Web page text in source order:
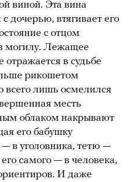
виной. Эта вина
дочерью, втягивает его
с отцом
могилу. Лежащее
в судьбе
рикошетом
всего лишь осмелился
месть
облаком накрывают
его бабушку
— в уголовника, тетю —
самого — в человека,
И даже